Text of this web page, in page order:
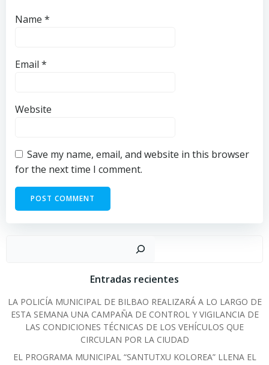
Name *
Email *
Website
Save my name, email, and website in this browser
for the next time I comment.
Entradas recientes
LA POLICÍA MUNICIPAL DE BILBAO REALIZARÁ A LO LARGO DE
ESTA SEMANA UNA CAMPAÑA DE CONTROL Y VIGILANCIA DE
LAS CONDICIONES TÉCNICAS DE LOS VEHÍCULOS QUE
CIRCULAN POR LA CIUDAD
EL PROGRAMA MUNICIPAL “SANTUTXU KOLOREA” LLENA EL